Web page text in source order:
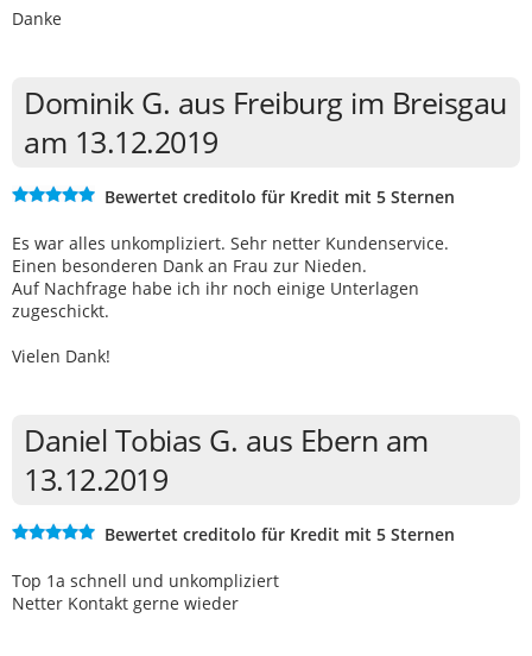
Danke
Dominik G. aus Freiburg im Breisgau
am 13.12.2019
Bewertet creditolo für Kredit mit 5 Sternen
Es war alles unkompliziert. Sehr netter Kundenservice.
Einen besonderen Dank an Frau zur Nieden.
Auf Nachfrage habe ich ihr noch einige Unterlagen
zugeschickt.
Vielen Dank!
Daniel Tobias G. aus Ebern am
13.12.2019
Bewertet creditolo für Kredit mit 5 Sternen
Top 1a schnell und unkompliziert
Netter Kontakt gerne wieder